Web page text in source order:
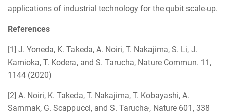
applications of industrial technology for the qubit scale-up.
References
[1] J. Yoneda, K. Takeda, A. Noiri, T. Nakajima, S. Li, J.
Kamioka, T. Kodera, and S. Tarucha, Nature Commun. 11,
1144 (2020)
[2] A. Noiri, K. Takeda, T. Nakajima, T. Kobayashi, A.
Sammak, G. Scappucci, and S. Tarucha,, Nature 601, 338